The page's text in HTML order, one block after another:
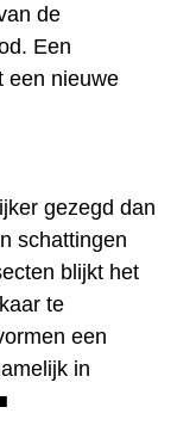
de
Een
een nieuwe
gezegd dan
schattingen
blijkt het
te
een
in